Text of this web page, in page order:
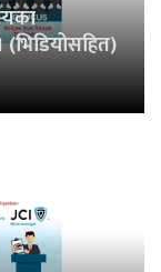
(भिडियोसहित)